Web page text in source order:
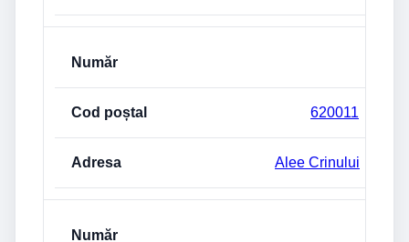
620011
Alee Crinului